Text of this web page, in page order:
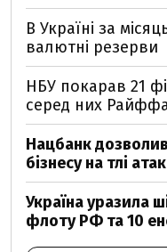
В Україні за
валютні резерви
НБУ покарав 21
серед них
Нацбанк
бізнесу на тлі
Україна уразила
флоту РФ та 10